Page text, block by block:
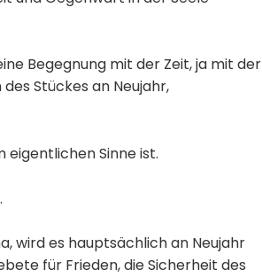
Begegnung mit der Zeit, ja mit der
Stückes an Neujahr,
eigentlichen Sinne ist.
.
wird es hauptsächlich an Neujahr
für Frieden, die Sicherheit des